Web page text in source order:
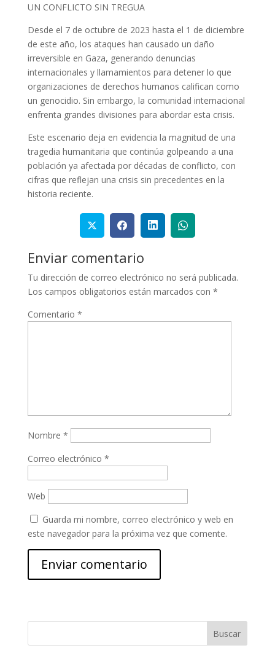
UN CONFLICTO SIN TREGUA
Desde el 7 de octubre de 2023 hasta el 1 de diciembre
de este año, los ataques han causado un daño
irreversible en Gaza, generando denuncias
internacionales y llamamientos para detener lo que
organizaciones de derechos humanos califican como
un genocidio. Sin embargo, la comunidad internacional
enfrenta grandes divisiones para abordar esta crisis.
Este escenario deja en evidencia la magnitud de una
tragedia humanitaria que continúa golpeando a una
población ya afectada por décadas de conflicto, con
cifras que reflejan una crisis sin precedentes en la
historia reciente.
Enviar comentario
Tu dirección de correo electrónico no será publicada.
Los campos obligatorios están marcados con *
Comentario *
Nombre *
Correo electrónico *
Web
Guarda mi nombre, correo electrónico y web en
este navegador para la próxima vez que comente.
Buscar